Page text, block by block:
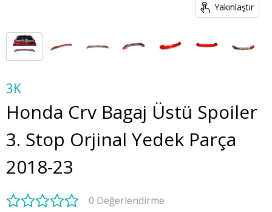
Yakınlaştır
3K
Honda Crv Bagaj Üstü Spoiler
3. Stop Orjinal Yedek Parça
2018-23
0 Değerlendirme